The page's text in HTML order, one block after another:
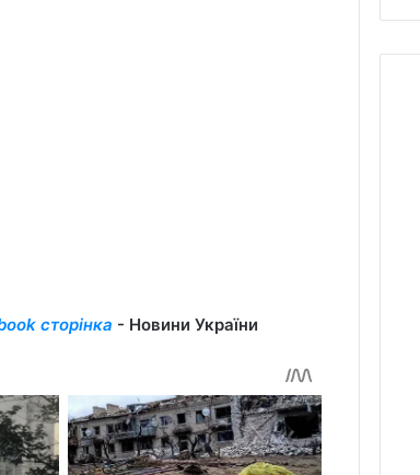
сторінка - Новини України